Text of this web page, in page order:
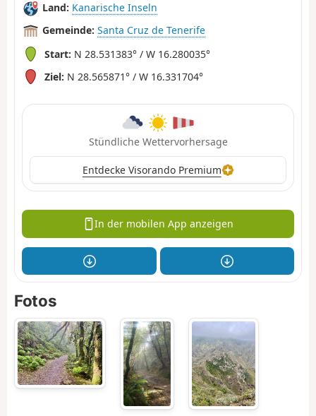
Land: Kanarische Inseln
Gemeinde: Santa Cruz de Tenerife
Start: N 28.531383° / W 16.280035°
Ziel: N 28.565871° / W 16.331704°
Stündliche Wettervorhersage
Entdecke Visorando Premium
In der mobilen App anzeigen
Fotos